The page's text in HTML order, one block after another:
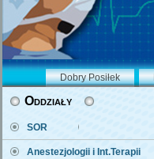
Dobry Posiłek
Oddziały
SOR
Anestezjologii i Int.Terapii